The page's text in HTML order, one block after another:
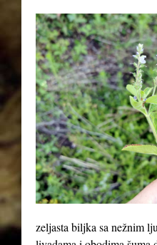
zeljasta biljka sa nežnim